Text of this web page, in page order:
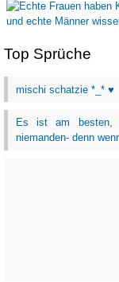
Top Sprüche
mischi schatzie *_* ♥
Es ist am besten,
niemanden- denn